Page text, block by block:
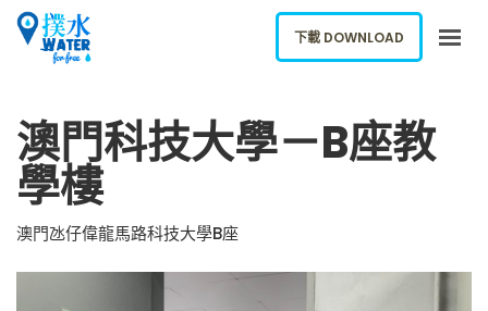
關於我們
下載應用
報告新飲水機
ENGLISH
澳門科技大學－B座教
學樓
澳門氹仔偉龍馬路科技大學B座
下載 DOWNLOAD